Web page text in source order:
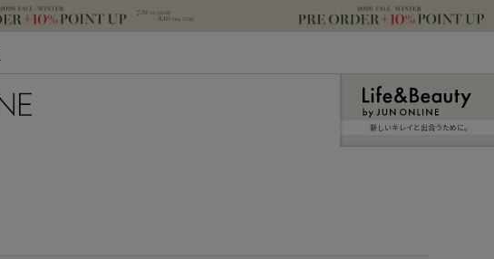
新しいキレイと出合うために。